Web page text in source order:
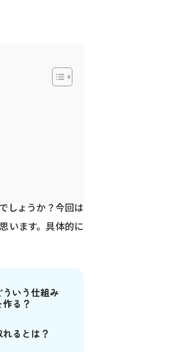
しょうか？今回は
います。具体的に
いう仕組み
る？
るとは？